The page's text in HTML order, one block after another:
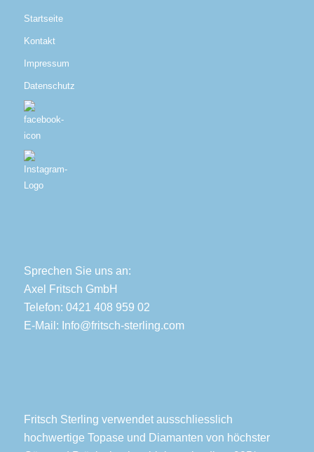
Startseite
Kontakt
Impressum
Datenschutz
Sprechen Sie uns an:
Axel Fritsch GmbH
Telefon: 0421 408 959 02
E-Mail: Info@fritsch-sterling.com
Fritsch Sterling verwendet ausschliesslich
hochwertige Topase und Diamanten von höchster